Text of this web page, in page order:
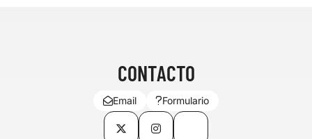
CONTACTO
Email Formulario
Twitter InstagramTikTok